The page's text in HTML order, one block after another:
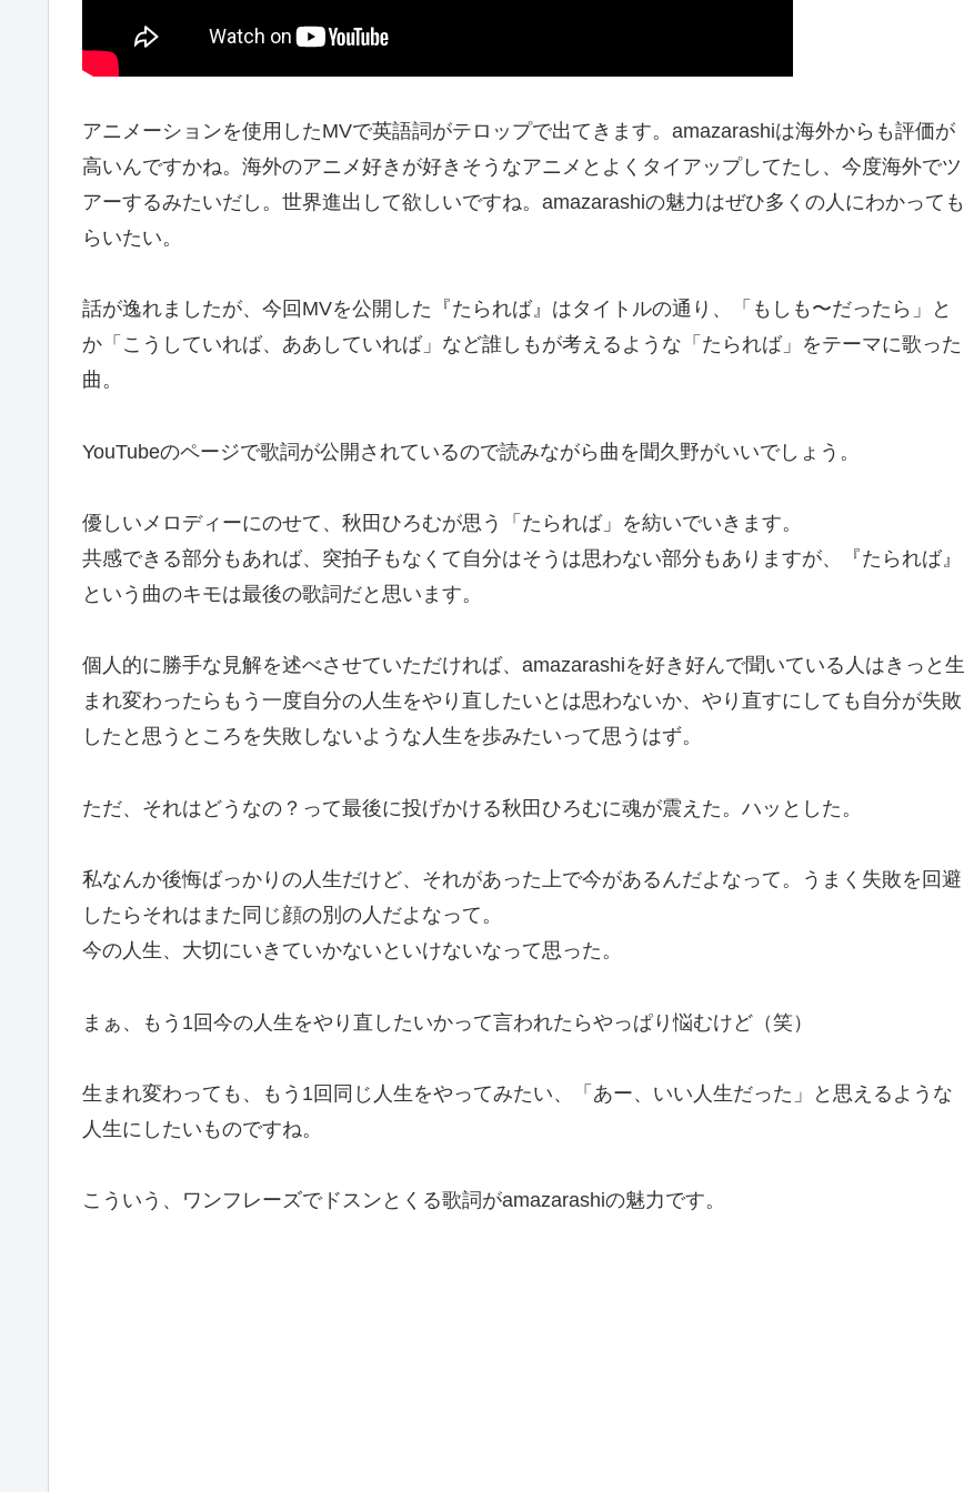
アニメーションを使用したMVで英語詞がテロップで出てきます。amazarashiは海外からも評価が
高いんですかね。海外のアニメ好きが好きそうなアニメとよくタイアップしてたし、今度海外でツ
アーするみたいだし。世界進出して欲しいですね。amazarashiの魅力はぜひ多くの人にわかっても
らいたい。
話が逸れましたが、今回MVを公開した『たられば』はタイトルの通り、「もしも〜だったら」と
か「こうしていれば、ああしていれば」など誰しもが考えるような「たられば」をテーマに歌った
曲。
YouTubeのページで歌詞が公開されているので読みながら曲を聞久野がいいでしょう。
優しいメロディーにのせて、秋田ひろむが思う「たられば」を紡いでいきます。
共感できる部分もあれば、突拍子もなくて自分はそうは思わない部分もありますが、『たられば』
という曲のキモは最後の歌詞だと思います。
個人的に勝手な見解を述べさせていただければ、amazarashiを好き好んで聞いている人はきっと生
まれ変わったらもう一度自分の人生をやり直したいとは思わないか、やり直すにしても自分が失敗
したと思うところを失敗しないような人生を歩みたいって思うはず。
ただ、それはどうなの？って最後に投げかける秋田ひろむに魂が震えた。ハッとした。
私なんか後悔ばっかりの人生だけど、それがあった上で今があるんだよなって。うまく失敗を回避
したらそれはまた同じ顔の別の人だよなって。
今の人生、大切にいきていかないといけないなって思った。
まぁ、もう1回今の人生をやり直したいかって言われたらやっぱり悩むけど（笑）
生まれ変わっても、もう1回同じ人生をやってみたい、「あー、いい人生だった」と思えるような
人生にしたいものですね。
こういう、ワンフレーズでドスンとくる歌詞がamazarashiの魅力です。